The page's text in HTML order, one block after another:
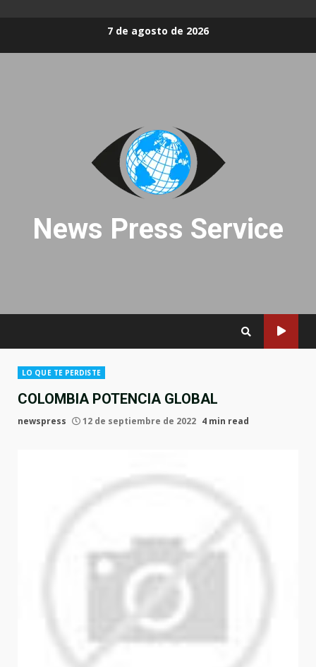
7 de agosto de 2026
News Press Service
LO QUE TE PERDISTE
COLOMBIA POTENCIA GLOBAL
newspress 12 de septiembre de 2022 4 min read